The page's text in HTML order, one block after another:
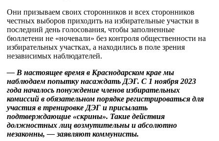
Они призываем своих сторонников и всех сторонников
честных выборов приходить на избирательные участки в
последний день голосования, чтобы заполненные
бюллетени не «ночевали» без контроля общественности на
избирательных участках, а находились в поле зрения
независимых наблюдателей.
— В настоящее время в Краснодарском крае мы
наблюдаем попытку насаждать ДЭГ. С 1 ноября 2023
года началось понуждение членов избирательных
комиссий в обязательном порядке регистрироваться для
участия в тренировке ДЭГ и присылать
подтверждающие «скрины». Такие действия
должностных лиц возмутительны и абсолютно
незаконны, — заявляют коммунисты.